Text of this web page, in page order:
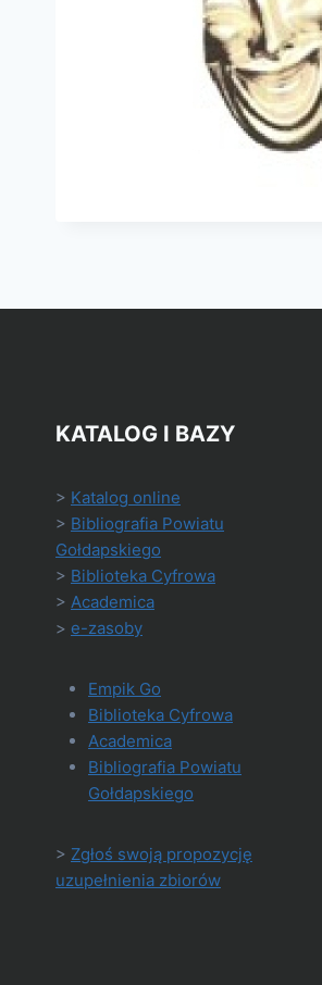
KATALOG I BAZY
> Katalog online
> Bibliografia Powiatu
Gołdapskiego
> Biblioteka Cyfrowa
> Academica
> e-zasoby
Empik Go
Biblioteka Cyfrowa
Academica
Bibliografia Powiatu
Gołdapskiego
> Zgłoś swoją propozycję
uzupełnienia zbiorów